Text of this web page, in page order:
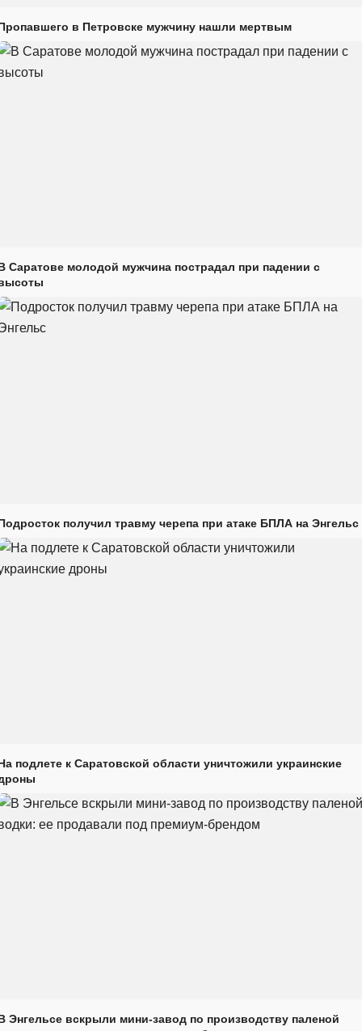
в Петровске мужчину нашли мертвым
Саратове молодой мужчина пострадал при падении с
получил травму черепа при атаке БПЛА на Энгельс
подлете к Саратовской области уничтожили украинские
Энгельсе вскрыли мини-завод по производству паленой